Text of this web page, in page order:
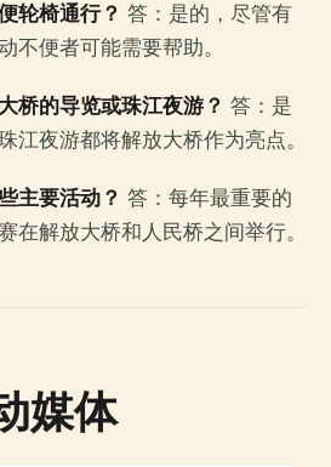
轮椅通行？ 答：是的，尽管有
不便者可能需要帮助。
桥的导览或珠江夜游？ 答：是
江夜游都将解放大桥作为亮点。
主要活动？ 答：每年最重要的
在解放大桥和人民桥之间举行。
媒体